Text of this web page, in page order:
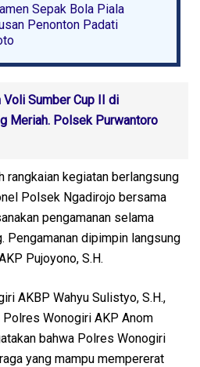
Sepak Bola Piala
Penonton Padati
Voli Sumber Cup II di
Meriah. Polsek Purwantoro
rangkaian kegiatan berlangsung
Polsek Ngadirojo bersama
pengamanan selama
Pengamanan dipimpin langsung
Pujoyono, S.H.
AKBP Wahyu Sulistyo, S.H.,
Polres Wonogiri AKP Anom
bahwa Polres Wonogiri
yang mampu mempererat